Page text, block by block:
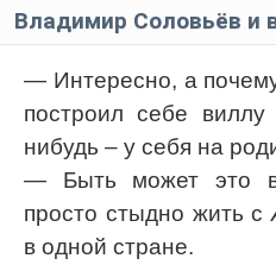
Владимир Соловьёв и
— Интересно, а
построил себе
нибудь – у себя на
— Быть может это
просто стыдно жить с
в одной стране.